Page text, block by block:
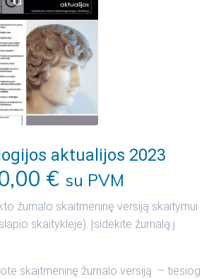
aktualijos 2023
€ Price range:
su PVM
žurnalo skaitmeninę versiją skaitymui
skaityklėje). Įsidėkite žurnalą į
skaitmeninę žurnalo versiją – tiesiog